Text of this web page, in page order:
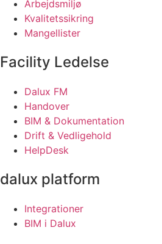
Arbejdsmiljø
Kvalitetssikring
Mangellister
Facility Ledelse
Dalux FM
Handover
BIM & Dokumentation
Drift & Vedligehold
HelpDesk
dalux platform
Integrationer
BIM i Dalux